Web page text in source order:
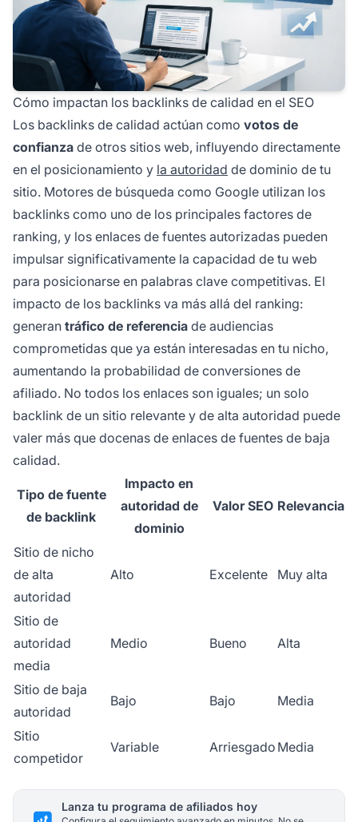
Cómo impactan los backlinks de calidad en el SEO
Los backlinks de calidad actúan como votos de
confianza de otros sitios web, influyendo directamente
en el posicionamiento y la autoridad de dominio de tu
sitio. Motores de búsqueda como Google utilizan los
backlinks como uno de los principales factores de
ranking, y los enlaces de fuentes autorizadas pueden
impulsar significativamente la capacidad de tu web
para posicionarse en palabras clave competitivas. El
impacto de los backlinks va más allá del ranking:
generan tráfico de referencia de audiencias
comprometidas que ya están interesadas en tu nicho,
aumentando la probabilidad de conversiones de
afiliado. No todos los enlaces son iguales; un solo
backlink de un sitio relevante y de alta autoridad puede
valer más que docenas de enlaces de fuentes de baja
calidad.
Tipo de fuente
de backlink
Impacto en
autoridad de
dominio
Valor SEO Relevancia
Sitio de nicho
de alta
autoridad
Alto Excelente Muy alta
Sitio de
autoridad
media
Medio Bueno Alta
Sitio de baja
autoridad
Bajo Bajo Media
Sitio
competidor
Variable Arriesgado Media
Lanza tu programa de afiliados hoy